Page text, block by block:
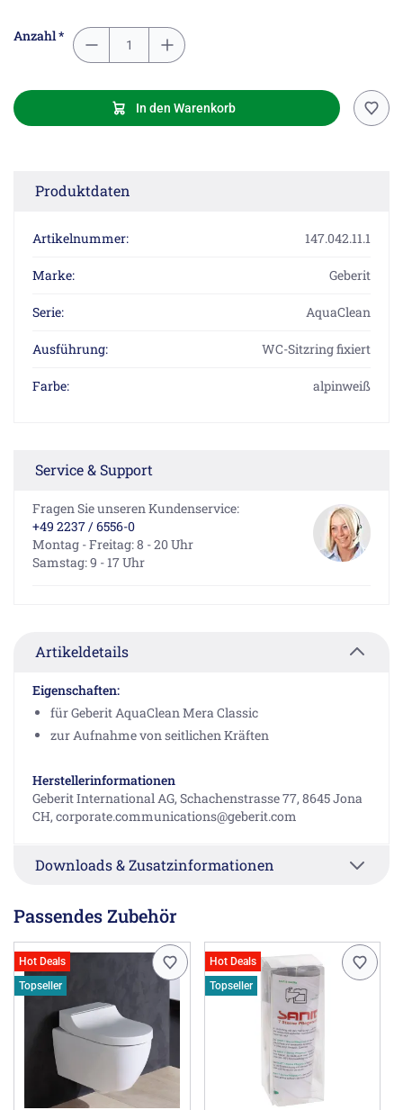
Anzahl *
In den Warenkorb
Produktdaten
Artikelnummer: 147.042.11.1
Marke: Geberit
Serie: AquaClean
Ausführung: WC-Sitzring fixiert
Farbe: alpinweiß
Service & Support
Fragen Sie unseren Kundenservice:
+49 2237 / 6556-0
Montag - Freitag: 8 - 20 Uhr
Samstag: 9 - 17 Uhr
Artikeldetails
Eigenschaften:
für Geberit AquaClean Mera Classic
zur Aufnahme von seitlichen Kräften
Herstellerinformationen
Geberit International AG, Schachenstrasse 77, 8645 Jona
CH, corporate.communications@geberit.com
Downloads & Zusatzinformationen
Passendes Zubehör
Hot Deals
Topseller
Hot Deals
Topseller